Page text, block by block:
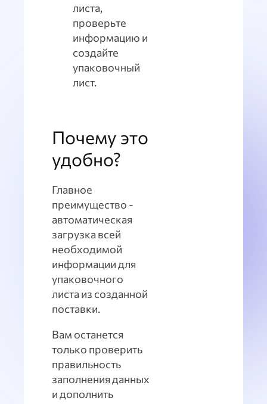
листа,
проверьте
информацию и
создайте
упаковочный
лист.
Почему это
удобно?
Главное
преимущество -
автоматическая
загрузка всей
необходимой
информации для
упаковочного
листа из созданной
поставки.
Вам останется
только проверить
правильность
заполнения данных
и дополнить